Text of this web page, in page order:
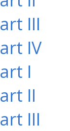
III
IV
I
II
III